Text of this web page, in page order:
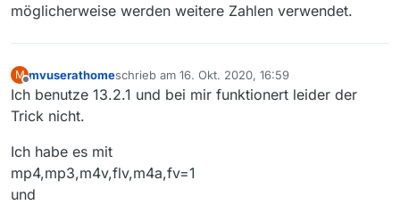
möglicherweise werden weitere Zahlen verwendet.
M
Offline
mvuserathomeschrieb am 16. Okt. 2020, 16:59
zuletzt editiert von
Ich benutze 13.2.1 und bei mir funktionert leider der
Trick nicht.
Ich habe es mit
mp4,mp3,m4v,flv,m4a,fv=1
und